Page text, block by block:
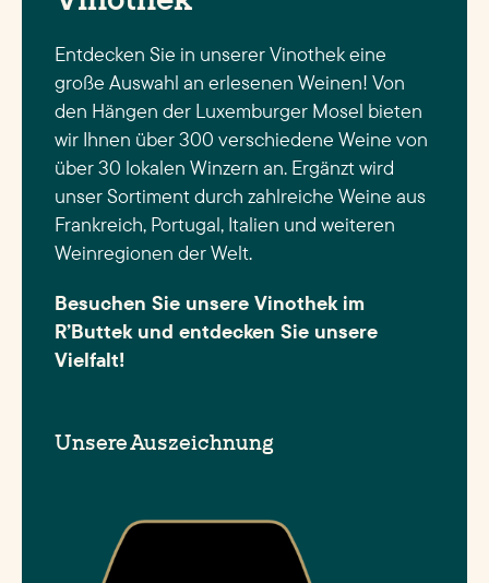
Entdecken Sie in unserer Vinothek eine
große Auswahl an erlesenen Weinen! Von
den Hängen der Luxemburger Mosel bieten
wir Ihnen über 300 verschiedene Weine von
über 30 lokalen Winzern an. Ergänzt wird
unser Sortiment durch zahlreiche Weine aus
Frankreich, Portugal, Italien und weiteren
Weinregionen der Welt.
Besuchen Sie unsere Vinothek im
R’Buttek und entdecken Sie unsere
Vielfalt!
Unsere Auszeichnung